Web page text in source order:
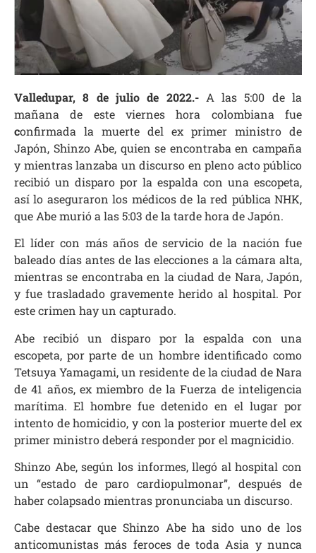
Valledupar, 8 de julio de 2022.- A las 5:00 de la
mañana de este viernes hora colombiana fue
confirmada la muerte del ex primer ministro de
Japón, Shinzo Abe, quien se encontraba en campaña
y mientras lanzaba un discurso en pleno acto público
recibió un disparo por la espalda con una escopeta,
así lo aseguraron los médicos de la red pública NHK,
que Abe murió a las 5:03 de la tarde hora de Japón.
El líder con más años de servicio de la nación fue
baleado días antes de las elecciones a la cámara alta,
mientras se encontraba en la ciudad de Nara, Japón,
y fue trasladado gravemente herido al hospital. Por
este crimen hay un capturado.
Abe recibió un disparo por la espalda con una
escopeta, por parte de un hombre identificado como
Tetsuya Yamagami, un residente de la ciudad de Nara
de 41 años, ex miembro de la Fuerza de inteligencia
marítima. El hombre fue detenido en el lugar por
intento de homicidio, y con la posterior muerte del ex
primer ministro deberá responder por el magnicidio.
Shinzo Abe, según los informes, llegó al hospital con
un “estado de paro cardiopulmonar”, después de
haber colapsado mientras pronunciaba un discurso.
Cabe destacar que Shinzo Abe ha sido uno de los
anticomunistas más feroces de toda Asia y nunca